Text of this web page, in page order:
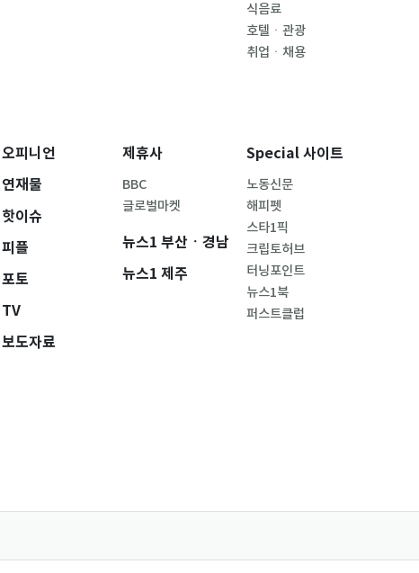
식음료
호텔ㆍ관광
취업ㆍ채용
오피니언
연재물
핫이슈
피플
포토
TV
보도자료
제휴사
BBC
글로벌마켓
뉴스1 부산ㆍ경남
뉴스1 제주
Special 사이트
노동신문
해피펫
스타1픽
크립토허브
터닝포인트
뉴스1북
퍼스트클럽